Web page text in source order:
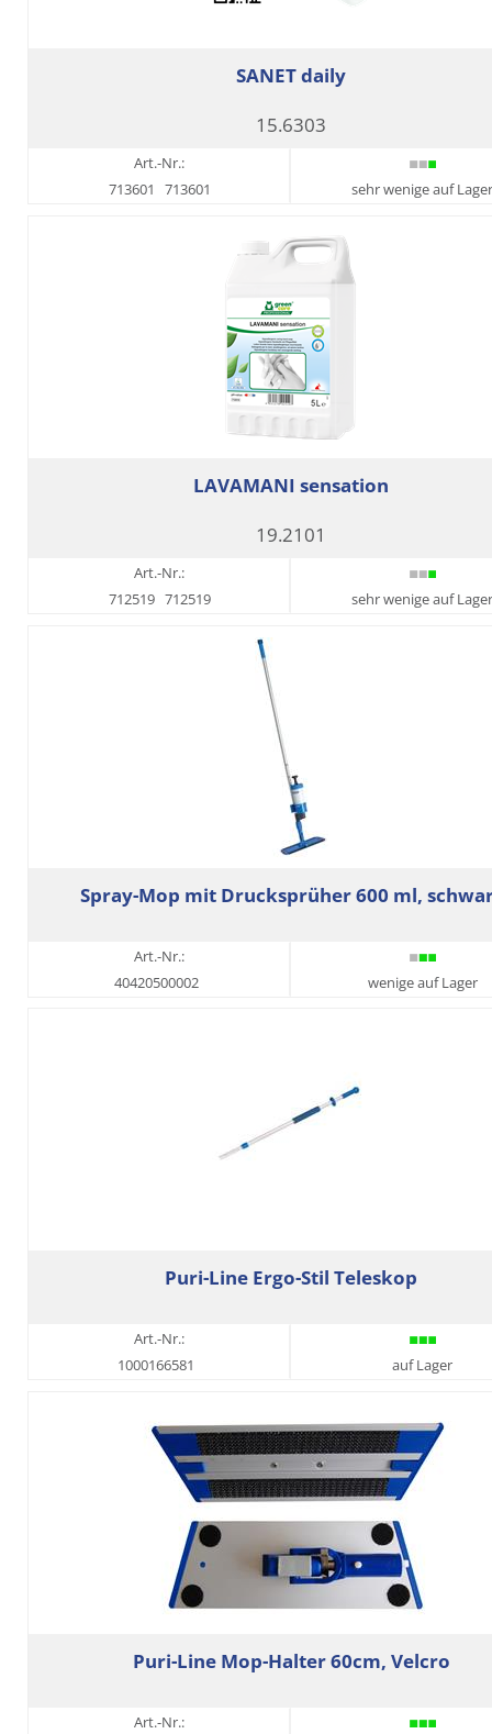
SANET daily
15.6303
Art.-Nr.:
713601
713601 sehr wenige auf Lager
LAVAMANI sensation
19.2101
Art.-Nr.:
712519 712519 sehr wenige auf Lager
Spray-Mop mit Drucksprüher 600 ml,
Art.-Nr.:
40420500002
wenige auf Lager
Puri-Line Ergo-Stil Teleskop
Art.-Nr.:
1000166581
auf Lager
Puri-Line Mop-Halter 60cm, Velcro
Art.-Nr.: